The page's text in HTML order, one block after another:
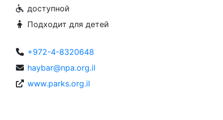
доступной
Подходит для детей
+972-4-8320648
haybar@npa.org.il
www.parks.org.il